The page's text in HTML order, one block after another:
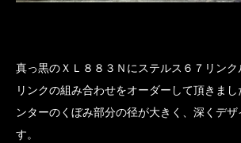
真っ黒のＸＬ８８３Ｎにステルス６７リン
リンクの組み合わせをオーダーして頂きま
ンターのくぼみ部分の径が大きく、深くデ
す。